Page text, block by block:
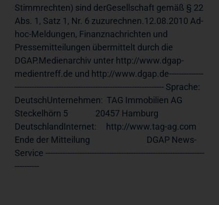
Stimmrechten) sind derGesellschaft gemäß § 22
Abs. 1, Satz 1, Nr. 6 zuzurechnen.12.08.2010 Ad-
hoc-Meldungen, Finanznachrichten und
Pressemitteilungen übermittelt durch die
DGAP.Medienarchiv unter http://www.dgap-
medientreff.de und http://www.dgap.de--------------
------------------------------------------------------------- Sprache:
DeutschUnternehmen:  TAG Immobilien AG
Steckelhörn 5              20457 Hamburg
DeutschlandInternet:     http://www.tag-ag.com
Ende der Mitteilung                             DGAP News-
Service -----------------------------------------------------------------
----------